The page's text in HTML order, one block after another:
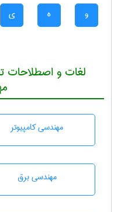
و ه ی
لغات و
مهندسی كامپيوتر
مهندسی برق